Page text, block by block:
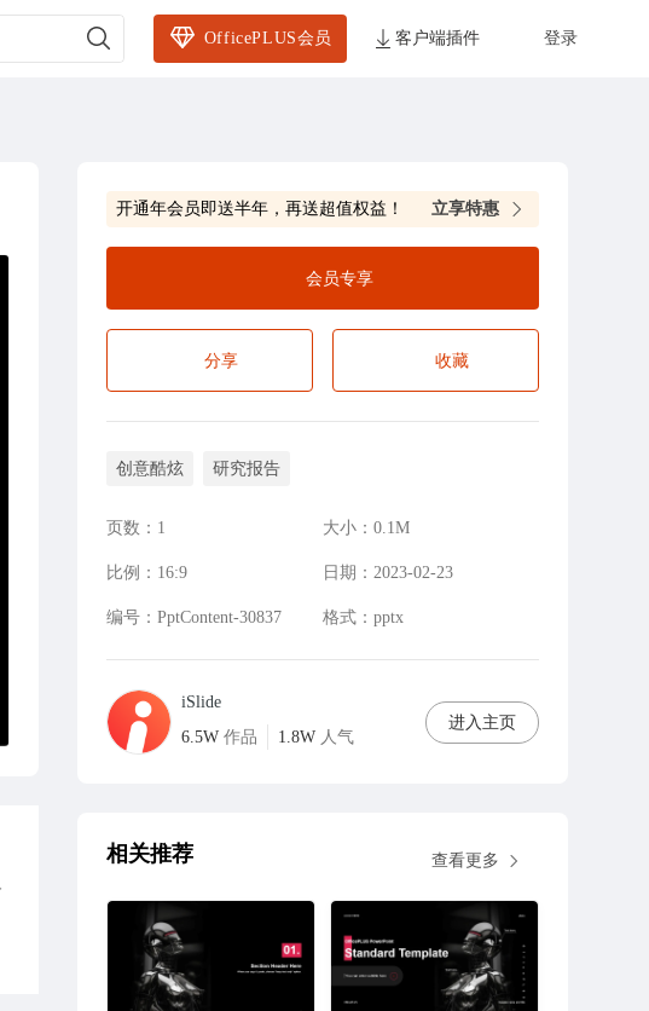
OfficePLUS会员 客户端插件 登录
开通年会员即送半年，再送超值权益！ 立享特惠
会员专享
分享 收藏
创意酷炫 研究报告
页数： 1 大小： 0.1M
比例： 16:9 日期： 2023-02-23
编号： PptContent-30837 格式： pptx
iSlide
6.5W作品 1.8W人气
进入主页
相关推荐 查看更多